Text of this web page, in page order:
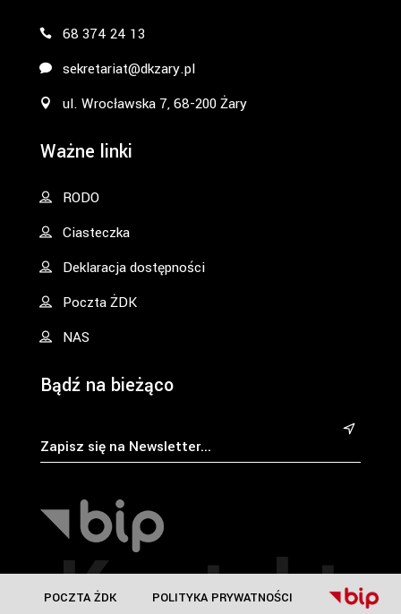
POLITYKA PRYWATNOŚCI
POCZTA ŻDK
68 374 24 13
sekretariat@dkzary.pl
ul. Wrocławska 7, 68-200 Żary
Ważne linki
RODO
Ciasteczka
Deklaracja dostępności
Poczta ŻDK
NAS
Bądź na bieżąco
&